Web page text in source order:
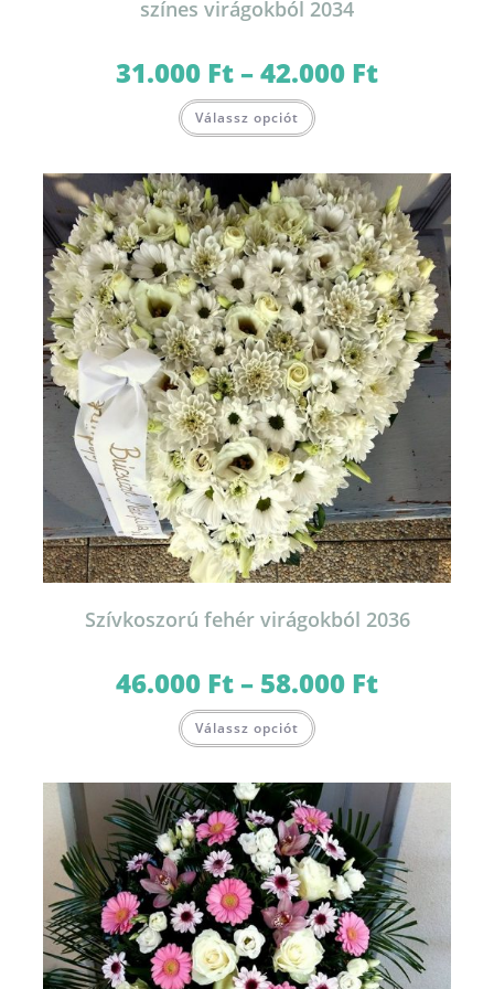
színes virágokból 2034
31.000 Ft–42.000 Ft31.000 Ft
Válassz opciót a
van.
A
változatok
a
termékoldalon
választhatók
ki
Szívkoszorú fehér virágokból 2036
46.000 Ft– 58.000 Ft46.000 Ft
Válassz opciót a
van.
A
változatok
a
termékoldalon
választhatók
ki